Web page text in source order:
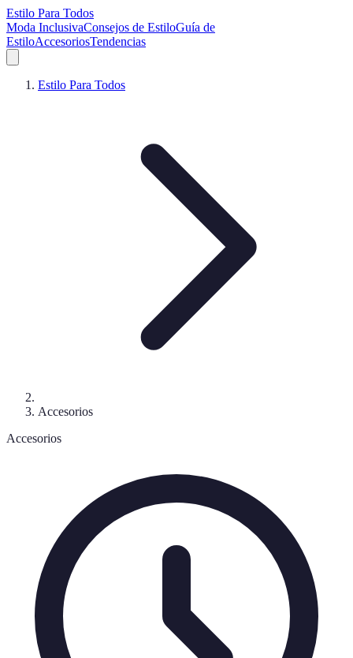
Estilo Para Todos
Moda InclusivaConsejos de EstiloGuía de
EstiloAccesoriosTendencias
Estilo Para Todos
Accesorios
Accesorios